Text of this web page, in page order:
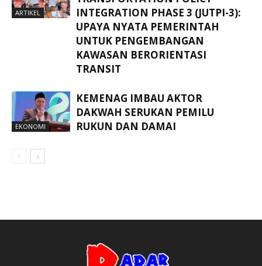
ARTIKEL
INTEGRATION PHASE 3 (JUTPI-3):
UPAYA NYATA PEMERINTAH
UNTUK PENGEMBANGAN
KAWASAN BERORIENTASI
TRANSIT
EKONOMI
KEMENAG IMBAU AKTOR
DAKWAH SERUKAN PEMILU
RUKUN DAN DAMAI